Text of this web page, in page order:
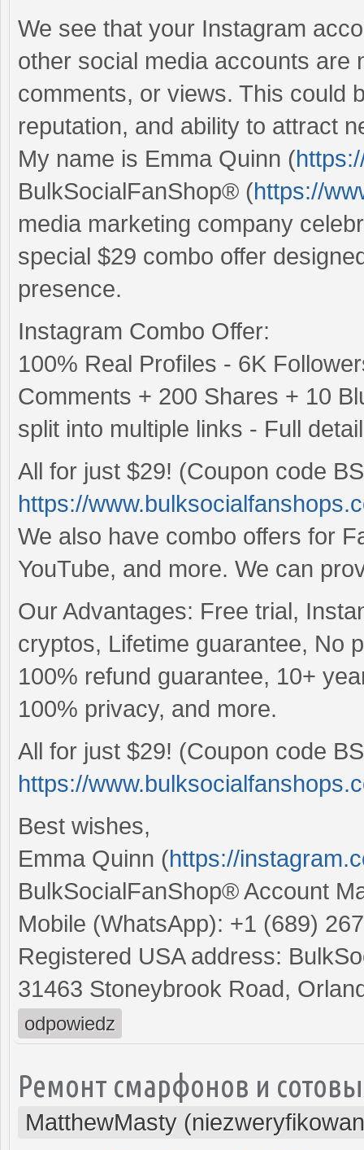
We see that your Instagram
other social media accounts are
comments, or views. This could
reputation, and ability to attract
My name is Emma Quinn (
BulkSocialFanShop® (https://
media marketing company
special $29 combo offer
presence.
Instagram Combo Offer:
100% Real Profiles - 6K
Comments + 200 Shares + 10
split into multiple links - Full
All for just $29! (Coupon code
https://
We also have combo offers for
YouTube, and more. We can
Our Advantages: Free trial,
cryptos, Lifetime guarantee, No
100% refund guarantee, 10+
100% privacy, and more.
All for just $29! (Coupon code
https://
Best wishes,
Emma Quinn (https://
BulkSocialFanShop® Account
Mobile (WhatsApp): +1 (689)
Registered USA address:
31463 Stoneybrook Road,
odpowiedz
Ремонт смарфонов и
MatthewMasty